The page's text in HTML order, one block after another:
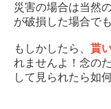
災害の場合は当然
が破損した場合で
もしかしたら、 貰
れませんよ！念の
して見られたら如